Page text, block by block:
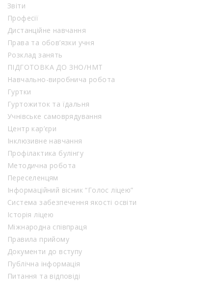
Звіти
Професії
Дистанційне навчання
Права та обов’язки учня
Розклад занять
ПІДГОТОВКА ДО ЗНО/НМТ
Навчально-виробнича робота
Гуртки
Гуртожиток та їдальня
Учнівське самоврядування
Центр кар’єри
Інклюзивне навчання
Профілактика булінгу
Методична робота
Переселенцям
Інформаційний вісник “Голос ліцею”
Система забезпечення якості освіти
Історія ліцею
Міжнародна співпраця
Правила прийому
Документи до вступу
Публічна інформація
Питання та відповіді